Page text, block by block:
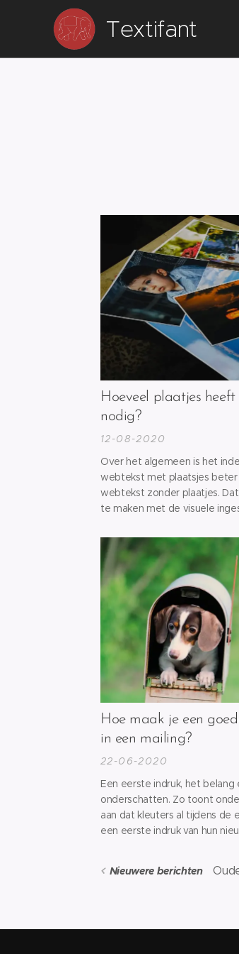
Textifant
Hoeveel plaatjes
nodig?
12-08-2020
Over het algemeen is het
webtekst met plaatsjes
webtekst zonder plaatjes.
te maken met de visuele
hadden het hier al uitgebreid
over een
goede eerste indruk
Daaruit bleek ook dat...
Hoe maak je een
in een mailing?
22-06-2020
Een eerste indruk, het belang
onderschatten. Zo toont
aan dat kleuters al tijdens de
een eerste indruk van hun
niet te vergelijken met
Nieuwere berichten